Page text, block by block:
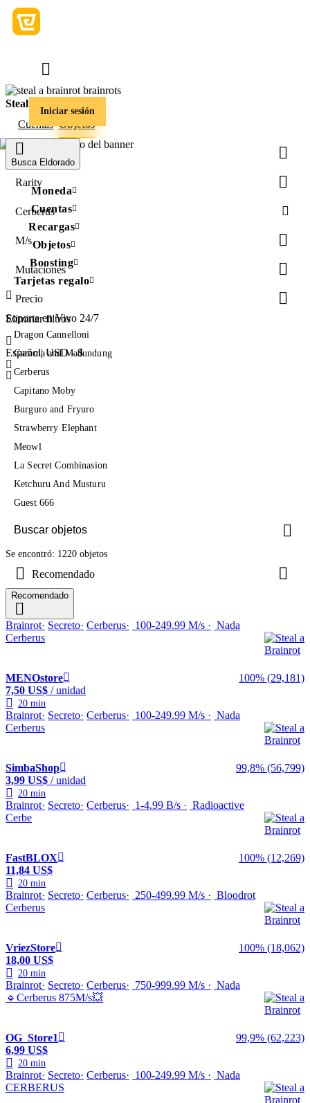
Iniciar sesión
Busca Eldorado
Moneda
Cuentas
Recargas
Objetos
Boosting
Tarjetas regalo
Soporte en Vivo 24/7
Español|USD - $
Steal a Brainrot
Cuentas Objetos
Item Type
Rarity
Cerberus
M/s
Mutaciones
Precio
Eliminar filtros
Dragon Cannelloni
Garama and Madundung
Cerberus
Capitano Moby
Burguro and Fryuro
Strawberry Elephant
Meowl
La Secret Combinasion
Ketchuru And Musturu
Guest 666
Se encontró: 1220 objetos
Recomendado
Recomendado
Brainrot Secreto Cerberus 100-249.99 M/s
Nada
Cerberus
MENOstore
100% (29,181)
7,50 US$ / unidad
20 min
Brainrot Secreto Cerberus 100-249.99 M/s
Nada
Cerberus
SimbaShop
99,8% (56,799)
3,99 US$ / unidad
20 min
Brainrot Secreto Cerberus 1-4.99 B/s
Radioactive
Cerbe
FastBLOX
100% (12,269)
11,84 US$
20 min
Brainrot Secreto Cerberus 250-499.99 M/s
Bloodrot
Cerberus
VriezStore
100% (18,062)
18,00 US$
20 min
Brainrot Secreto Cerberus 750-999.99 M/s
Nada
🔹Cerberus 875M/s💥
OG_Store1
99,9% (62,223)
6,99 US$
20 min
Brainrot Secreto Cerberus 100-249.99 M/s
Nada
CERBERUS